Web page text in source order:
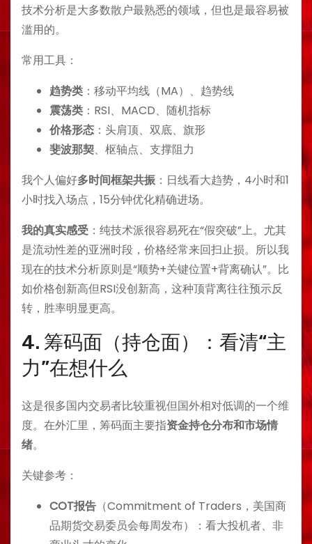
技术分析是大多数散户最熟悉的领域，但也是最容易被
滥用的。
常用工具：
趋势类 ：移动平均线（MA）、趋势线
震荡类 ：RSI、MACD、随机指标
价格形态 ：头肩顶、双底、旗形
斐波那契、枢轴点、支撑阻力
我个人偏好多时间框架共振：日线看大趋势，4小时和1
小时找入场点，15分钟优化精确进场。
我的真实感受 ：纯技术派很容易死在“假突破”上。尤其
是流动性差的亚洲时段，价格经常来回扫止损。所以我
现在的技术分析原则是“顺势+关键位置+背离确认”。比
如价格创新高但RSI没创新高，这种顶背离往往预示反
转，胜率明显更高。
4. 筹码面（持仓面）：看清“主
力”在想什么
这是很多国内交易者比较重视但国外相对低调的一个维
度。在外汇里，筹码面主要指资金持仓分布和市场情
绪。
关键参考：
COT报告 （Commitment of Traders，美国商
品期货交易委员会每周发布）：看大投机者、非